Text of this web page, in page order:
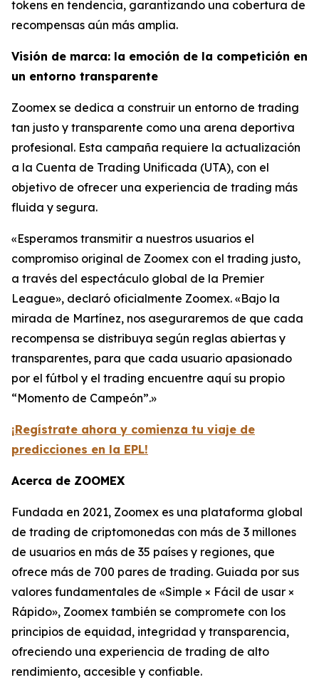
tokens en tendencia, garantizando una cobertura de
recompensas aún más amplia.
Visión de marca: la emoción de la competición en
un entorno transparente
Zoomex se dedica a construir un entorno de trading
tan justo y transparente como una arena deportiva
profesional. Esta campaña requiere la actualización
a la Cuenta de Trading Unificada (UTA), con el
objetivo de ofrecer una experiencia de trading más
fluida y segura.
«Esperamos transmitir a nuestros usuarios el
compromiso original de Zoomex con el trading justo,
a través del espectáculo global de la Premier
League», declaró oficialmente Zoomex. «Bajo la
mirada de Martínez, nos aseguraremos de que cada
recompensa se distribuya según reglas abiertas y
transparentes, para que cada usuario apasionado
por el fútbol y el trading encuentre aquí su propio
“Momento de Campeón”.»
¡Regístrate ahora y comienza tu viaje de
predicciones en la EPL!
Acerca de ZOOMEX
Fundada en 2021, Zoomex es una plataforma global
de trading de criptomonedas con más de 3 millones
de usuarios en más de 35 países y regiones, que
ofrece más de 700 pares de trading. Guiada por sus
valores fundamentales de «Simple × Fácil de usar ×
Rápido», Zoomex también se compromete con los
principios de equidad, integridad y transparencia,
ofreciendo una experiencia de trading de alto
rendimiento, accesible y confiable.